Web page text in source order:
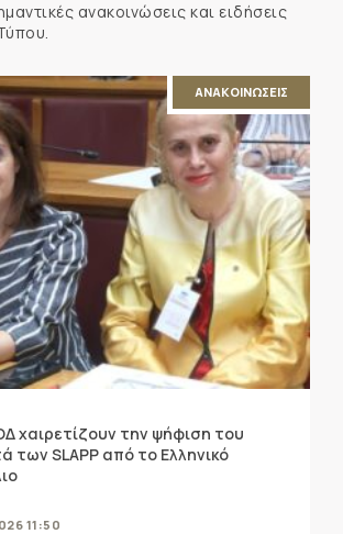
ανακοινώσεις και ειδήσεις
ΑΝΑΚΟΙΝΩΣΕΙΣ
χαιρετίζουν την ψήφιση του
των SLAPP από το Ελληνικό
11:50